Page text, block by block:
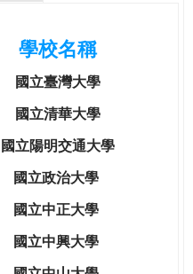
學校名稱
國立臺灣大學
國立清華大學
國立陽明交通大學
國立政治大學
國立中正大學
國立中興大學